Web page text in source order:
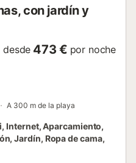
con jardín y
desde 473 € por noche
A 300 m de la playa
Internet, Aparcamiento,
Jardín, Ropa de cama,